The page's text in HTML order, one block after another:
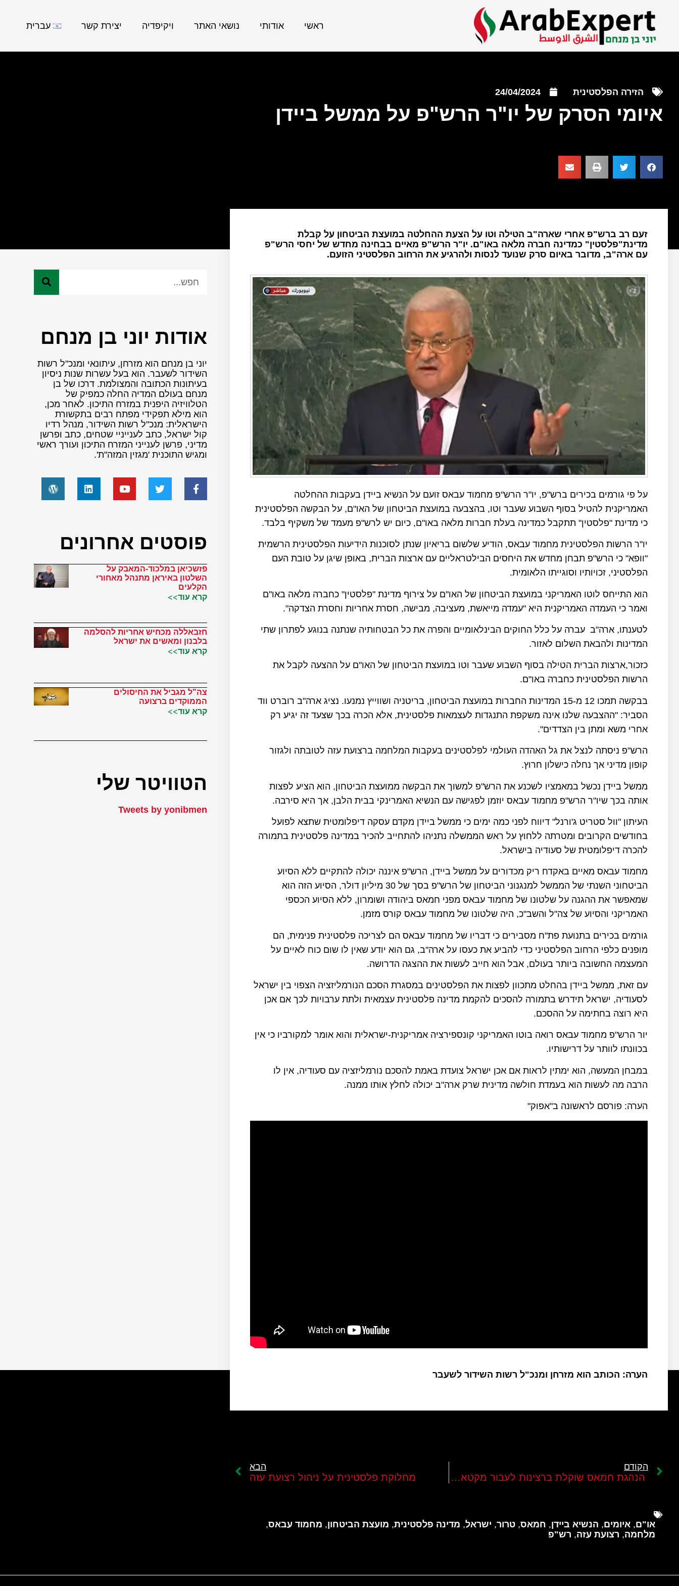
ראשי אודותי נושאי האתר ויקיפדיה יצירת קשר עברית
הזירה הפלסטינית 24/04/2024
איומי הסרק של יו"ר הרש"פ על ממשל ביידן
זעם רב ברש"פ אחרי שארה"ב הטילה וטו על הצעת ההחלטה במועצת הביטחון על קבלת
מדינת"פלסטין" כמדינה חברה מלאה באו"ם. יו"ר הרש"פ מאיים בבחינה מחדש של יחסי הרש"פ
עם ארה"ב, מדובר באיום סרק שנועד לנסות ולהרגיע את הרחוב הפלסטיני הזועם.
על פי גורמים בכירים ברש"פ, יו"ר הרש"פ מחמוד עבאס זועם על הנשיא ביידן בעקבות ההחלטה
האמריקנית להטיל בסוף השבוע שעבר וטו, בהצבעה במועצת הביטחון של האו"ם, על הבקשה הפלסטינית
כי מדינת "פלסטין" תתקבל כמדינה בעלת חברות מלאה באו"ם, כיום יש לרש"פ מעמד של משקיף בלבד.
יו"ר הרשות הפלסטינית מחמוד עבאס, הודיע שלשום בריאיון שנתן לסוכנות הידיעות הפלסטינית הרשמית
"וופא" כי הרש"פ תבחן מחדש את היחסים הבילטראליים עם ארצות הברית, באופן שיגן על טובת העם
הפלסטיני, זכויותיו וסוגייתו הלאומית.
הוא התייחס לוטו האמריקני במועצת הביטחון של האו"ם על צירוף מדינת "פלסטין" כחברה מלאה באו"ם
ואמר כי העמדה האמריקנית היא "עמדה מייאשת, מעציבה, מבישה, חסרת אחריות וחסרת הצדקה".
לטענתו, ארה"ב עברה על כלל החוקים הבינלאומיים והפרה את כל הבטחותיה שנתנה בנוגע לפתרון שתי
המדינות ולהבאת השלום לאזור.
כזכור,ארצות הברית הטילה בסוף השבוע שעבר וטו במועצת הביטחון של האו"ם על ההצעה לקבל את
הרשות הפלסטינית כחברה באו"ם.
בבקשה תמכו 12 מ-15 המדינות החברות במועצת הביטחון, בריטניה ושווייץ נמנעו. נציג ארה"ב רוברט ווד
הסביר: "ההצבעה שלנו אינה משקפת התנגדות לעצמאות פלסטינית, אלא הכרה בכך שצעד זה יגיע רק
אחרי משא ומתן בין הצדדים".
הרש"פ ניסתה לנצל את גל האהדה העולמי לפלסטינים בעקבות המלחמה ברצועת עזה לטובתה ולגזור
קופון מדיני אך נחלה כישלון חרוץ.
ממשל ביידן נכשל במאמציו לשכנע את הרש"פ למשוך את הבקשה ממועצת הביטחון, הוא הציע לפצות
אותה בכך שיו"ר הרש"פ מחמוד עבאס יוזמן לפגישה עם הנשיא האמרינקי בבית הלבן, אך היא סירבה.
העיתון "וול סטריט ג'ורנל" דיווח לפני כמה ימים כי ממשל ביידן מקדם עסקה דיפלומטית שתצא לפועל
בחודשים הקרובים ומטרתה ללחוץ על ראש הממשלה נתניהו להתחייב להכיר במדינה פלסטינית בתמורה
להכרה דיפלומטית של סעודיה בישראל.
מחמוד עבאס מאיים באקדח ריק מכדורים על ממשל ביידן, הרש"פ איננה יכולה להתקיים ללא הסיוע
הביטחוני השנתי של הממשל למנגנוני הביטחון של הרש"פ בסך של 30 מיליון דולר, הסיוע הזה הוא
שמאפשר את ההגנה על שלטונו של מחמוד עבאס מפני חמאס ביהודה ושומרון, ללא הסיוע הכספי
האמריקני והסיוע של צה"ל והשב"כ, היה שלטונו של מחמוד עבאס קורס מזמן.
גורמים בכירים בתנועת פת"ח מסבירים כי דבריו של מחמוד עבאס הם לצריכה פלסטינית פנימית, הם
מופנים כלפי הרחוב הפלסטיני כדי להביע את כעסו על ארה"ב, גם הוא יודע שאין לו שום כוח לאיים על
המעצמה החשובה ביותר בעולם, אבל הוא חייב לעשות את ההצגה הדרושה.
עם זאת, ממשל ביידן בהחלט מתכוון לפצות את הפלסטינים במסגרת הסכם הנורמליזציה הצפוי בין ישראל
לסעודיה, ישראל תידרש בתמורה להסכים להקמת מדינה פלסטינית עצמאית ולתת ערבויות לכך אם אכן
היא רוצה בחתימה על ההסכם.
יור הרש"פ מחמוד עבאס רואה בוטו האמריקני קונספירציה אמריקנית-ישראלית והוא אומר למקורביו כי אין
בכוונתו לוותר על דרישותיו.
במבחן המעשה, הוא ימתין לראות אם אכן ישראל צועדת באמת להסכם נורמליזציה עם סעודיה, אין לו
הרבה מה לעשות הוא בעמדת חולשה מדינית שרק ארה"ב יכולה לחלץ אותו ממנה.
הערה: פורסם לראשונה ב"אפוק"
הערה: הכותב הוא מזרחן ומנכ"ל רשות השידור לשעבר
אודות יוני בן מנחם
יוני בן מנחם הוא מזרחן, עיתונאי ומנכ"ל רשות
השידור לשעבר. הוא בעל עשרות שנות ניסיון
בעיתונות הכתובה והמצולמת. דרכו של בן
מנחם בעולם המדיה החלה כמפיק של
הטלוויזיה היפנית במזרח התיכון. לאחר מכן,
הוא מילא תפקידי מפתח רבים בתקשורת
הישראלית: מנכ"ל רשות השידור, מנהל רדיו
קול ישראל, כתב לענייניי שטחים, כתב ופרשן
מדיני, פרשן לענייני המזרח התיכון ועורך ראשי
ומגיש התוכנית 'מגזין המזה"ת'.
פוסטים אחרונים
פזשכיאן במלכוד-המאבק על
השלטון באיראן מתנהל מאחורי
הקלעים
קרא עוד>>
חזבאללה מכחיש אחריות להסלמה
בלבנון ומאשים את ישראל
קרא עוד>>
צה"ל מגביל את החיסולים
הממוקדים ברצועה
קרא עוד>>
הטוויטר שלי
Tweets by yonibmen
הקודם
הנהגת חמאס שוקלת ברצינות לעבור מקטאר לטורקיה או עומאן
הבא
מחלוקת פלסטינית על ניהול רצועת עזה
או"ם, איומים, הנשיא ביידן, חמאס, טרור, ישראל, מדינה פלסטינית, מועצת הביטחון, מחמוד עבאס,
מלחמה, רצועת עזה, רש"פ